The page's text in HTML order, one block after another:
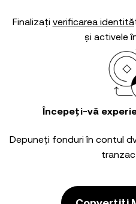
Finalizați verificarea
și activele
Începeți-vă
Depuneți fonduri în contul